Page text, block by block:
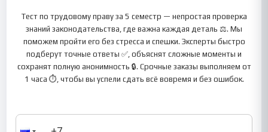
Тест по трудовому праву за 5 семестр — непростая проверка
знаний законодательства, где важна каждая деталь ⚖️. Мы
поможем пройти его без стресса и спешки. Эксперты быстро
подберут точные ответы ✅, объяснят сложные моменты и
сохранят полную анонимность 🔒. Срочные заказы выполняем от
1 часа ⏱️, чтобы вы успели сдать всё вовремя и без ошибок.